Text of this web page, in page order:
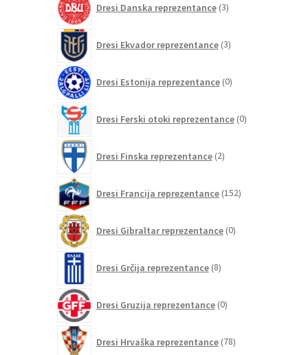
Dresi Danska reprezentance 3izdelki
Dresi Ekvador reprezentance 3izdelki
Dresi Estonija reprezentance 0izdelkov
Dresi Ferski otoki reprezentance 0izdelkov
Dresi Finska reprezentance 2izdelka
Dresi Francija reprezentance 152izdelkov
Dresi Gibraltar reprezentance 0izdelkov
Dresi Grčija reprezentance 8izdelkov
Dresi Gruzija reprezentance 0izdelkov
Dresi Hrvaška reprezentance 78izdelkov